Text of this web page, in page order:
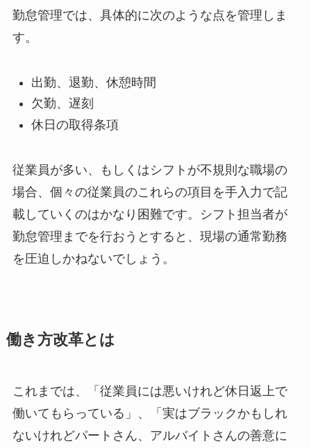
勤怠管理では、具体的に次のような点を管理しま
す。
出勤、退勤、休憩時間
欠勤、遅刻
休日の取得条項
従業員が多い、もしくはシフトが不規則な職場の
場合、個々の従業員のこれらの項目を手入力で記
載していくのはかなり困難です。シフト担当者が
勤怠管理までを行おうとすると、現場の通常勤務
を圧迫しかねないでしょう。
働き方改革とは
これまでは、「従業員には悪いけれど休日返上で
働いてもらっている」、「実はブラックかもしれ
ないけれどパートさん、アルバイトさんの善意に